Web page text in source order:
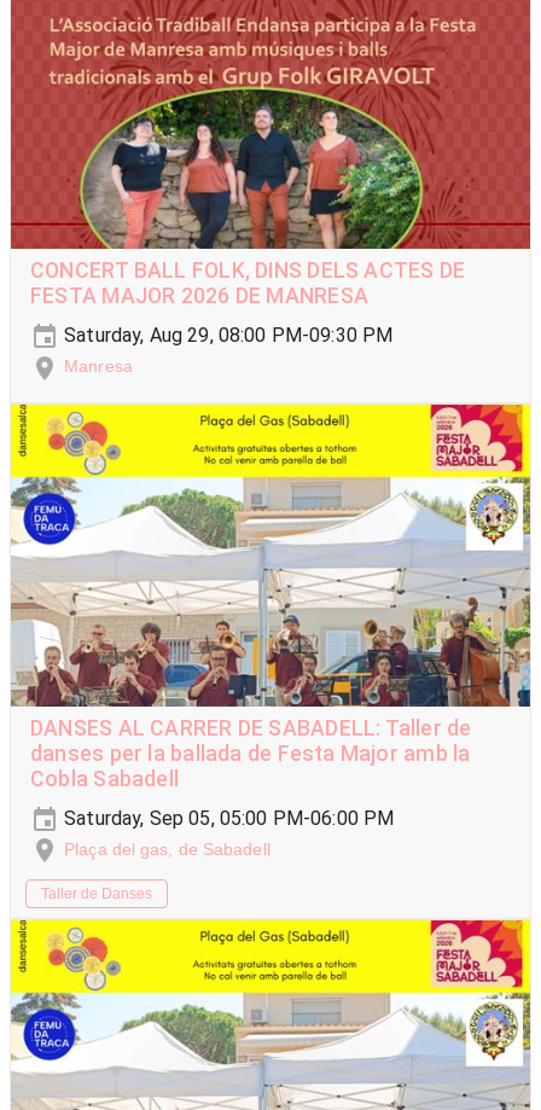
CONCERT BALL FOLK, DINS DELS ACTES DE
FESTA MAJOR 2026 DE MANRESA
Saturday, Aug 29, 08:00 PM-09:30 PM
Manresa
DANSES AL CARRER DE SABADELL: Taller de
danses per la ballada de Festa Major amb la
Cobla Sabadell
Saturday, Sep 05, 05:00 PM-06:00 PM
Plaça del gas, de Sabadell
Taller de Danses